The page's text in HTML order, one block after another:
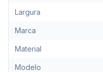
Largura
Marca
Material
Modelo